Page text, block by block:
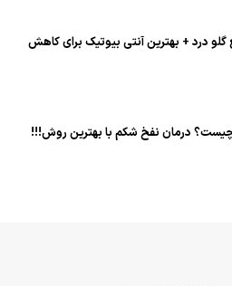
گلو درد + بهترین آنتی بیوتیک برای کاهش
درمان نفخ شکم با بهترین روش!!!